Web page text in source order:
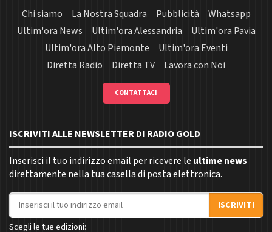
Chi siamo La Nostra Squadra Pubblicità
Whatsapp
Ultim'ora News
Ultim'ora Alessandria
Ultim'ora Pavia
Ultim'ora Alto Piemonte
Ultim'ora Eventi
Diretta Radio
Diretta TV Lavora con Noi
CONTATTACI
ISCRIVITI ALLE NEWSLETTER DI RADIO GOLD
Inserisci il tuo indirizzo email per ricevere le ultime news
direttamente nella tua casella di posta elettronica.
Indirizzo email
ISCRIVITI
Scegli le tue edizioni: